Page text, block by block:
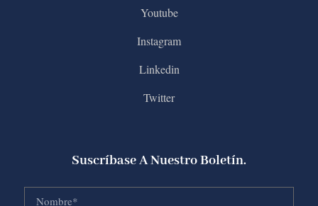
Youtube
Instagram
Linkedin
Twitter
Suscríbase A Nuestro Boletín.